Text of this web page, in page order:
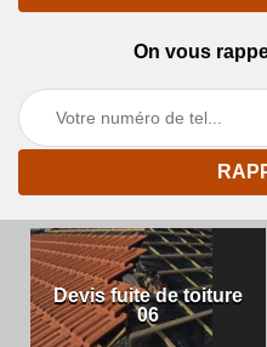
On vous
Devis fuite de toiture
06